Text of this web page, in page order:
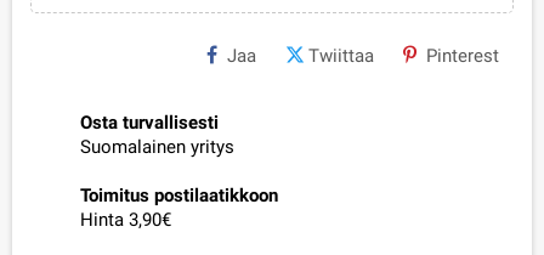
Jaa Twiittaa Pinterest
Osta turvallisesti
Suomalainen yritys
Toimitus postilaatikkoon
Hinta 3,90€